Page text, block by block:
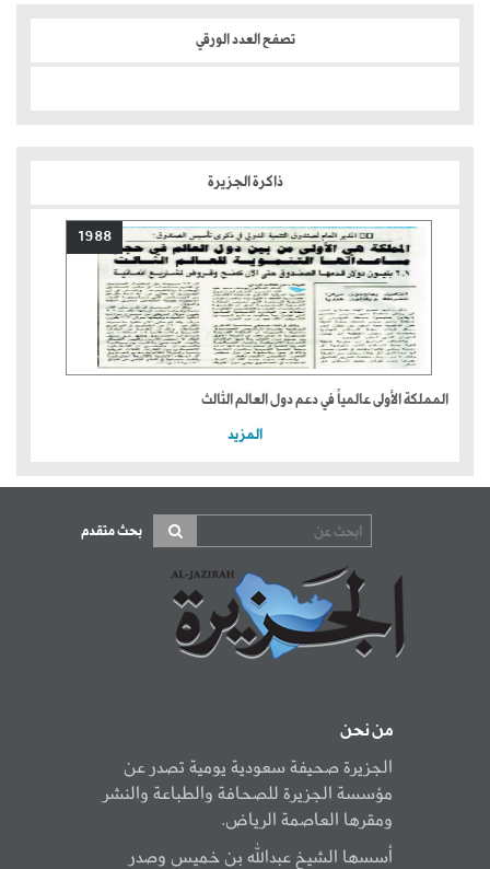
تصفح العدد الورقي
ذاكرة الجزيرة
1988
المملكة الأولى عالمياً في دعم دول العالم الثالث
المزيد
بحث متقدم
من نحن
الجزيرة صحيفة سعودية يومية تصدر عن
مؤسسة الجزيرة للصحافة والطباعة والنشر
ومقرها العاصمة الرياض.
أسسها الشيخ عبدالله بن خميس وصدر